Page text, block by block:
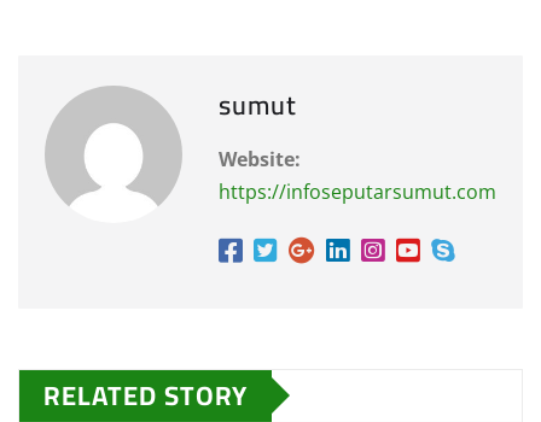
sumut
Website:
https://infoseputarsumut.com
RELATED STORY